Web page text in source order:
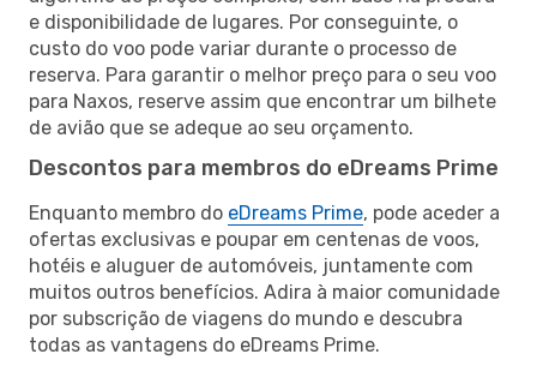
e disponibilidade de lugares. Por conseguinte, o
custo do voo pode variar durante o processo de
reserva. Para garantir o melhor preço para o seu voo
para Naxos, reserve assim que encontrar um bilhete
de avião que se adeque ao seu orçamento.
Descontos para membros do eDreams Prime
Enquanto membro do eDreams Prime, pode aceder a
ofertas exclusivas e poupar em centenas de voos,
hotéis e aluguer de automóveis, juntamente com
muitos outros benefícios. Adira à maior comunidade
por subscrição de viagens do mundo e descubra
todas as vantagens do eDreams Prime.